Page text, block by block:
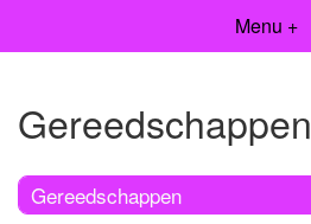
Menu +
Gereedschappen
Gereedschappen